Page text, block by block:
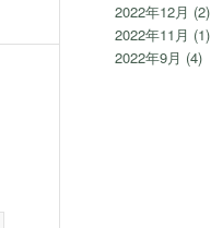
2022年12月 (2)
2022年11月 (1)
2022年9月 (4)